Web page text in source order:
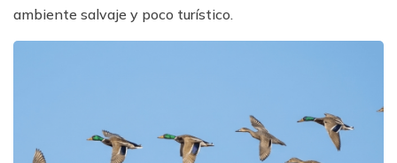
ambiente salvaje y poco turístico.